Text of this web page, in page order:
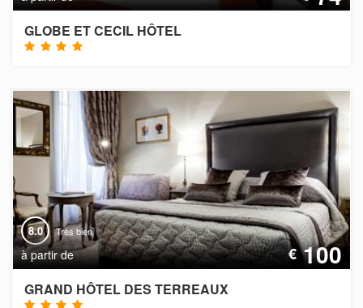
GLOBE ET CECIL HÔTEL
8.0 Très bien
à partir de €100
GRAND HÔTEL DES TERREAUX